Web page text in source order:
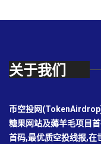
关于我们
币空投网
糖果网站及薅羊毛项目
首码,最优质空投线报,在